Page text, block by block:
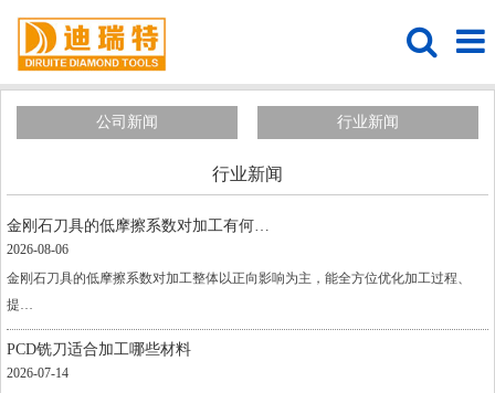
公司新闻 行业新闻
行业新闻
金刚石刀具的低摩擦系数对加工有何…
2026-08-06
金刚石刀具的低摩擦系数对加工整体以正向影响为主，能全方位优化加工过程、
提…
PCD铣刀适合加工哪些材料
2026-07-14